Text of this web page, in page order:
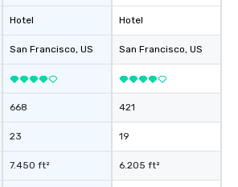
experience, we can
an evening helicopter
glittering lights of The
Memorable
experienced, and all
remember. Our one-
Hotel
San Francisco, US
668
23
7.450 ft²
Hotel
San Francisco, US
421
19
6.205 ft²